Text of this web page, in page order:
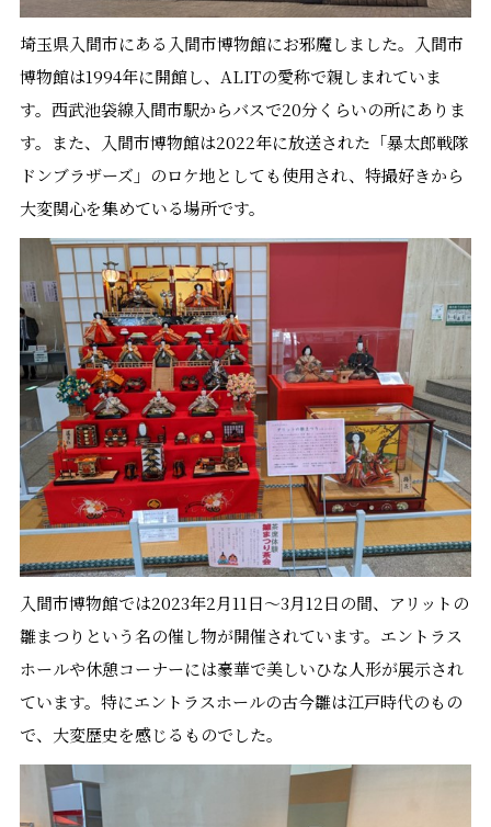
埼玉県入間市にある入間市博物館にお邪魔しました。入間市
博物館は1994年に開館し、ALITの愛称で親しまれていま
す。西武池袋線入間市駅からバスで20分くらいの所にありま
す。また、入間市博物館は2022年に放送された「暴太郎戦隊
ドンブラザーズ」のロケ地としても使用され、特撮好きから
大変関心を集めている場所です。
入間市博物館では2023年2月11日～3月12日の間、アリットの
雛まつりという名の催し物が開催されています。エントラス
ホールや休憩コーナーには豪華で美しいひな人形が展示され
ています。特にエントラスホールの古今雛は江戸時代のもの
で、大変歴史を感じるものでした。